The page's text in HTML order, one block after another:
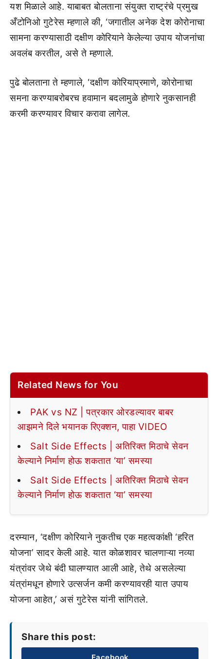
यश मिळाले आहे. याबाबत बोलताना संयुक्त राष्ट्रंचे प्रमुख
अँटोनिओ गुटेरेस म्हणाले की, ‘जगातील अनेक देश कोरोनाचा
सामना करण्यासाठी दक्षीण कोरियाने केलेल्या उपाय योजनांचा
अवलंब करतील, असे ते म्हणाले.
पुढे बोलताना ते म्हणाले, ‘दक्षीण कोरियाप्रमाणे, कोरोनाचा
समना करण्याबरोबरच हवामान बदलामुळे होणारे नुकसानही
करमी करण्यावर विचार करावा लागेल.
Related News for You
PAK vs NZ | पत्रकार ओरडल्यावर बाबर
आझमने दिले भयानक रिएक्शन, पाहा VIDEO
Salt Side Effects | अतिरिक्त मिठाचे सेवन
केल्याने निर्माण होऊ शकतात ‘या’ समस्या
Salt Side Effects | अतिरिक्त मिठाचे सेवन
केल्याने निर्माण होऊ शकतात ‘या’ समस्या
दरम्यान, ‘दक्षीण कोरियाने नुकतीच एक महत्वकांक्षी ‘हरित
योजना’ सादर केली आहे. यात कोळशावर चालणाऱ्या नव्या
यंत्रांवर जेथे बंदी घालण्यात आली आहे, तेथे असलेल्या
यंत्रांमधून होणारे उत्सर्जन कमी करण्यावरही यात उपाय
योजना आहेत,’ असं गुटेरेस यांनी सांगितले.
Share this post:
Facebook